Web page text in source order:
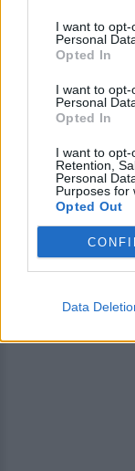
I want to
Personal
Opted In
I want to
Personal
Opted In
I want to opt-
Retention,
Personal
Purposes for
Opted Out
Data
και μάθετε
Για ακόμη
ειδήσεωντου